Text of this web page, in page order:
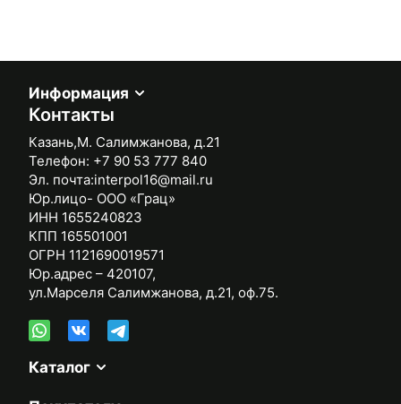
Информация
Контакты
Казань,М. Салимжанова, д.21
Телефон: +7 90 53 777 840
Эл. почта:interpol16@mail.ru
Юр.лицо- ООО «Грац»
ИНН 1655240823
КПП 165501001
ОГРН 1121690019571
Юр.адрес – 420107,
ул.Марселя Салимжанова, д.21, оф.75.
Каталог